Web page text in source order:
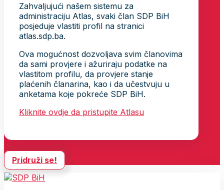
Zahvaljujući našem sistemu za
administraciju Atlas, svaki član SDP BiH
posjeduje vlastiti profil na stranici
atlas.sdp.ba.
Ova mogućnost dozvoljava svim članovima
da sami provjere i ažuriraju podatke na
vlastitom profilu, da provjere stanje
plaćenih članarina, kao i da učestvuju u
anketama koje pokreće SDP BiH.
Kliknite ovdje da pristupite Atlasu
Pridruži se!